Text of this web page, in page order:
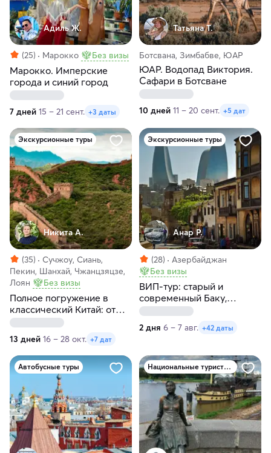
Адиль Ж.
(25) Марокко Без визы
Марокко. Имперские
города и синий город
7 дней 15 – 21 сент. +3 даты
Татьяна Т.
Ботсвана, Зимбабве, ЮАР
ЮАР. Водопад Виктория.
Сафари в Ботсване
10 дней 11 – 20 сент. +5 дат
Экскурсионные туры
Никита А.
(35)
Сучжоу, Сиань,
Пекин, Шанхай, Чжанцзяцзе,
Лоян
Без визы
Полное погружение в
классический Китай: от
Пекина до Шанхая
13 дней 16 – 28 окт. +7 дат
Экскурсионные туры
Анар Р.
(28)
Азербайджан
Без визы
ВИП-тур: старый и
современный Баку,
Розовое озеро, Агатовые
2 дня 6 – 7 авг. +42 даты
Автобусные туры Национальные туристические маршруты России